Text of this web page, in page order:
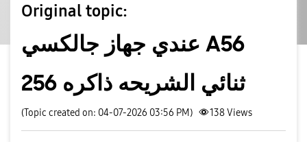
Original topic:
عندي جهاز جالكسي A56
ثنائي الشريحه ذاكره 256
(Topic created on: 04-07-2026 03:56 PM) 138Views